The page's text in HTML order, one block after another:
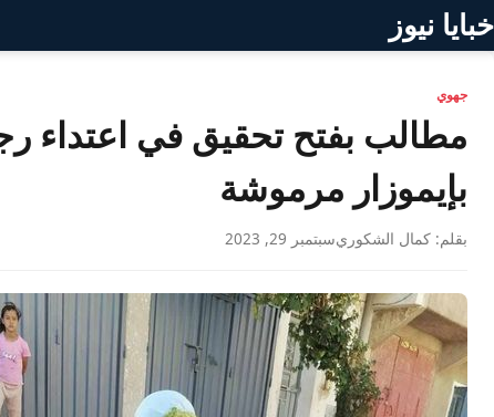
خبايا نيوز
جهوي
مطالب بفتح تحقيق في
بإيموزار مرموشة
بقلم: كمال الشكوريسبتمبر 29, 2023